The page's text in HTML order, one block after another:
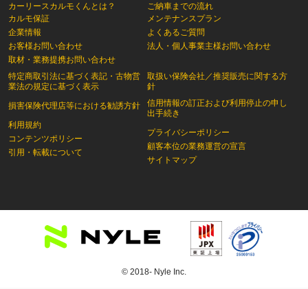
カーリースカルモくんとは？
ご納車までの流れ
カルモ保証
企業情報
お客様お問い合わせ
取材・業務提携お問い合わせ
特定商取引法に基づく表記・古物営
業法の規定に基づく表示
損害保険代理店等における勧誘方針
利用規約
コンテンツポリシー
引用・転載について
メンテナンスプラン
よくあるご質問
法人・個人事業主様お問い合わせ
取扱い保険会社／推奨販売に関する方
針
信用情報の訂正および利用停止の申し
出手続き
プライバシーポリシー
顧客本位の業務運営の宣言
サイトマップ
© 2018- Nyle Inc.